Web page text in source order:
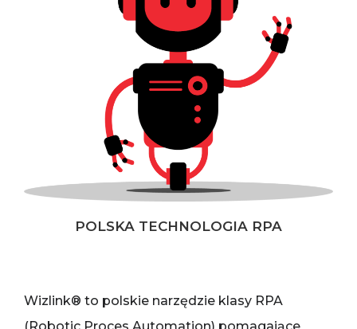
POLSKA TECHNOLOGIA RPA
Wizlink® to polskie narzędzie klasy RPA